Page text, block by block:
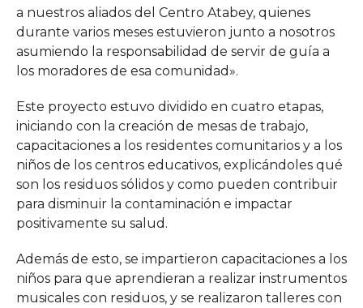
a nuestros aliados del Centro Atabey, quienes
durante varios meses estuvieron junto a nosotros
asumiendo la responsabilidad de servir de guía a
los moradores de esa comunidad».
Este proyecto estuvo dividido en cuatro etapas,
iniciando con la creación de mesas de trabajo,
capacitaciones a los residentes comunitarios y a los
niños de los centros educativos, explicándoles qué
son los residuos sólidos y como pueden contribuir
para disminuir la contaminación e impactar
positivamente su salud.
Además de esto, se impartieron capacitaciones a los
niños para que aprendieran a realizar instrumentos
musicales con residuos, y se realizaron talleres con